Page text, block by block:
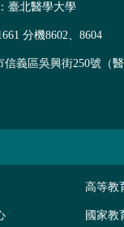
臺北醫學大學
分機8602、8604
信義區吳興街250號（
高等教
國家教